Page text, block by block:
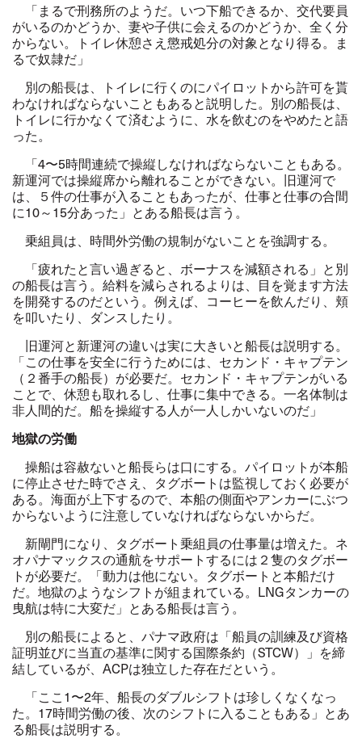
「まるで刑務所のようだ。いつ下船できるか、交代要員
がいるのかどうか、妻や子供に会えるのかどうか、全く分
からない。トイレ休憩さえ懲戒処分の対象となり得る。ま
るで奴隷だ」
別の船長は、トイレに行くのにパイロットから許可を貰
わなければならないこともあると説明した。別の船長は、
トイレに行かなくて済むように、水を飲むのをやめたと語
った。
「4〜5時間連続で操縦しなければならないこともある。
新運河では操縦席から離れることができない。旧運河で
は、５件の仕事が入ることもあったが、仕事と仕事の合間
に10～15分あった」とある船長は言う。
乗組員は、時間外労働の規制がないことを強調する。
「疲れたと言い過ぎると、ボーナスを減額される」と別
の船長は言う。給料を減らされるよりは、目を覚ます方法
を開発するのだという。例えば、コーヒーを飲んだり、頬
を叩いたり、ダンスしたり。
旧運河と新運河の違いは実に大きいと船長は説明する。
「この仕事を安全に行うためには、セカンド・キャプテン
（２番手の船長）が必要だ。セカンド・キャプテンがいる
ことで、休憩も取れるし、仕事に集中できる。一名体制は
非人間的だ。船を操縦する人が一人しかいないのだ」
地獄の労働
操船は容赦ないと船長らは口にする。パイロットが本船
に停止させた時でさえ、タグボートは監視しておく必要が
ある。海面が上下するので、本船の側面やアンカーにぶつ
からないように注意していなければならないからだ。
新閘門になり、タグボート乗組員の仕事量は増えた。ネ
オパナマックスの通航をサポートするには２隻のタグボー
トが必要だ。「動力は他にない。タグボートと本船だけ
だ。地獄のようなシフトが組まれている。LNGタンカーの
曳航は特に大変だ」とある船長は言う。
別の船長によると、パナマ政府は「船員の訓練及び資格
証明並びに当直の基準に関する国際条約（STCW）」を締
結しているが、ACPは独立した存在だという。
「ここ1〜2年、船長のダブルシフトは珍しくなくなっ
た。17時間労働の後、次のシフトに入ることもある」とあ
る船長は説明する。